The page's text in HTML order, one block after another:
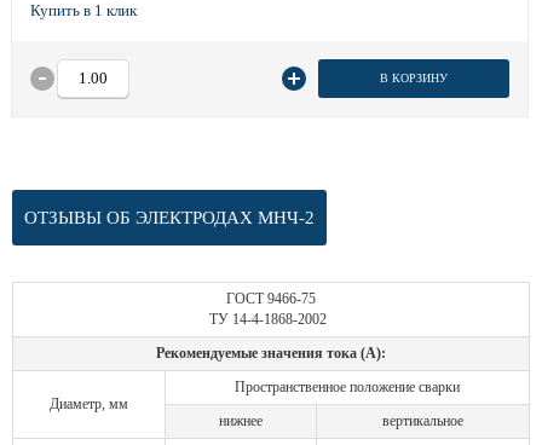
В КОРЗИНУ
ОТЗЫВЫ ОБ ЭЛЕКТРОДАХ МНЧ-2
ГОСТ 9466-75
ТУ 14-4-1868-2002
Рекомендуемые значения тока (А):
Диаметр, мм
Пространственное положение сварки
нижнее
вертикальное